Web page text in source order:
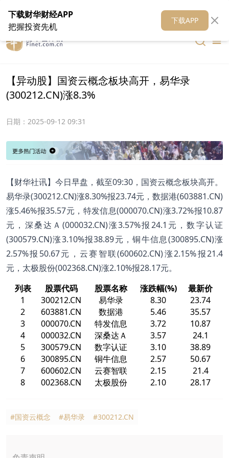
在线客服 关于我们 财华媒体矩阵 财华智库
【异动股】国资云概念板块高开，易华录
(300212.CN)涨8.3%
日期： 2025-09-12 09:31
【财华社讯】今日早盘，截至09:30，国资云概念板块高开。
易华录(300212.CN)涨8.30%报23.74元，数据港(603881.CN)
涨5.46%报35.57元，特发信息(000070.CN)涨3.72%报10.87
元，深桑达Ａ(000032.CN)涨3.57%报24.1元，数字认证
(300579.CN)涨3.10%报38.89元，铜牛信息(300895.CN)涨
2.57%报50.67元，云赛智联(600602.CN)涨2.15%报21.4
元，太极股份(002368.CN)涨2.10%报28.17元。
列表
股票代码 股票名称 涨跌幅(%)
最新价
1
300212.CN 易华录 8.30
23.74
2
603881.CN 数据港 5.46
35.57
3
000070.CN 特发信息 3.72
10.87
4
000032.CN 深桑达Ａ 3.57
24.1
5
300579.CN 数字认证 3.10
38.89
6
300895.CN 铜牛信息 2.57
50.67
7
600602.CN 云赛智联 2.15
21.4
8
002368.CN 太极股份 2.10 28.17
#国资云概念 #易华录 #300212.CN
下载财华财经APP
把握投资先机
下载APP